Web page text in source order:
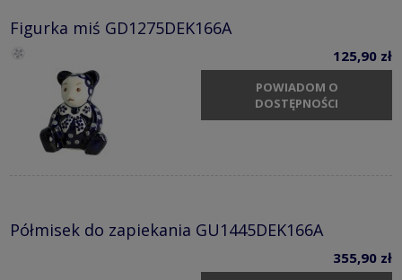
Figurka miś GD1275DEK166A
125,90 zł
POWIADOM O
DOSTĘPNOŚCI
Półmisek do zapiekania GU1445DEK166A
355,90 zł